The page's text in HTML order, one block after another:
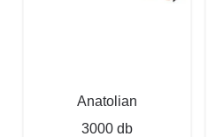
Anatolian
3000 db